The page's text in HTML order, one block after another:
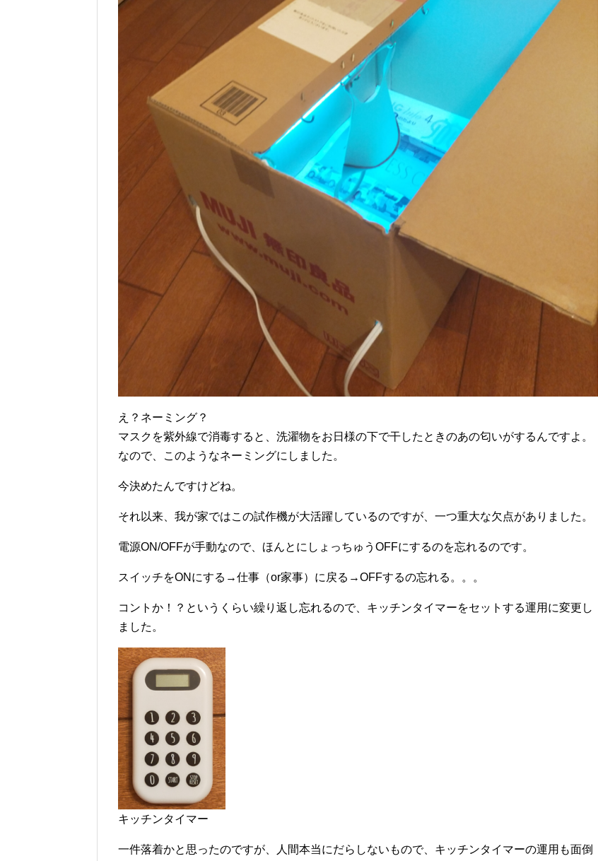
え？ネーミング？
マスクを紫外線で消毒すると、洗濯物をお日様の下で干したときのあの匂いがするんですよ。
なので、このようなネーミングにしました。
今決めたんですけどね。
それ以来、我が家ではこの試作機が大活躍しているのですが、一つ重大な欠点がありました。
電源ON/OFFが手動なので、ほんとにしょっちゅうOFFにするのを忘れるのです。
スイッチをONにする→仕事（or家事）に戻る→OFFするの忘れる。。。
コントか！？というくらい繰り返し忘れるので、キッチンタイマーをセットする運用に変更し
ました。
キッチンタイマー
一件落着かと思ったのですが、人間本当にだらしないもので、キッチンタイマーの運用も面倒